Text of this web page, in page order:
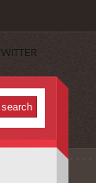
TWITTER